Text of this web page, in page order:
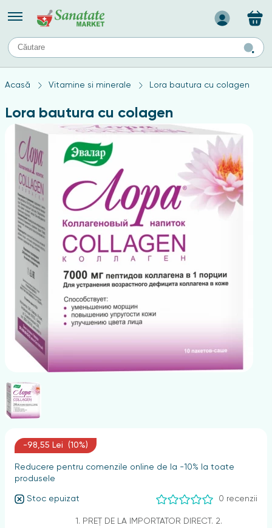
Назад
TIPURI DE TEN
Produse pentru ten mixt
Ten problematic
Produse pentru ten gras
Produse pentru ten sensibil
Acasă Vitamine si minerale Lora bautura cu colagen
Lora bautura cu colagen
-98,55 Lei (10%)
Reducere pentru comenzile online de la -10% la toate
produsele
Stoc epuizat 0 recenzii
1. PREȚ DE LA IMPORTATOR DIRECT. 2.